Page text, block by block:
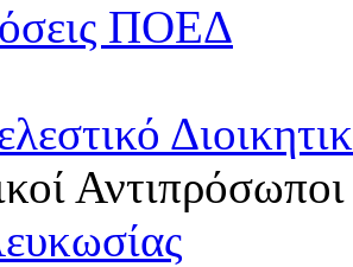
ΠΟΕΔ
Αντιπρόσωποι